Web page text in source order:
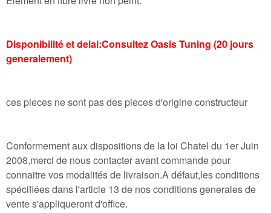
Disponibilité et delai:Consultez Oasis Tuning (20 jours
generalement)
ces pieces ne sont pas des pieces d'origine constructeur
Conformement aux dispositions de la loi Chatel du 1er Juin
2008,merci de nous contacter avant commande pour
connaitre vos modalités de livraison.A défaut,les conditions
spécifiées dans l'article 13 de nos conditions generales de
vente s'appliqueront d'office.